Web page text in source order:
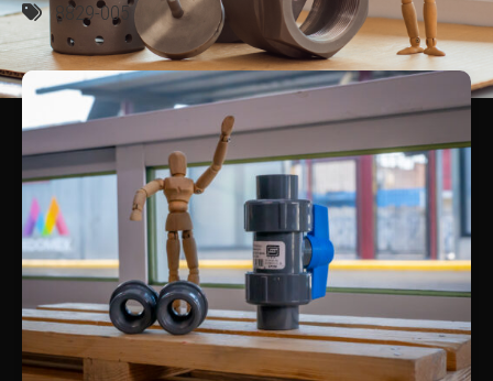
8829-005